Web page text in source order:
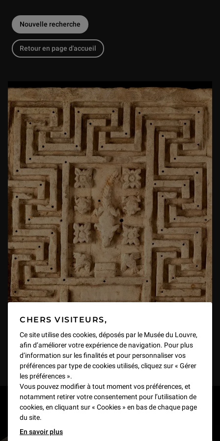
CHERS VISITEURS,
Ce site utilise des cookies, déposés par le Musée du Louvre,
afin d’améliorer votre expérience de navigation. Pour plus
d’information sur les finalités et pour personnaliser vos
préférences par type de cookies utilisés, cliquez sur « Gérer
les préférences ».
Vous pouvez modifier à tout moment vos préférences, et
notamment retirer votre consentement pour l’utilisation de
cookies, en cliquant sur « Cookies » en bas de chaque page
du site.
En savoir plus
Nouvelle recherche
Retour en page d'accueil
RESTONS EN CONTACT
Recevez des nouvelles du Louvre selon vos goûts